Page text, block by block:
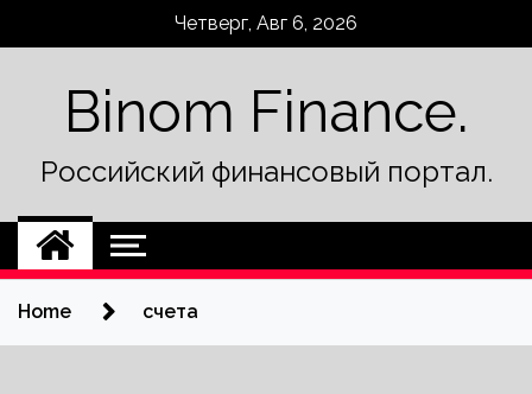
Четверг, Авг 6, 2026
Binom Finance.
Российский финансовый портал.
Home счета